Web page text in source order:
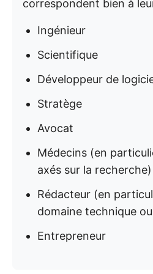
correspondent bien à
Ingénieur
Scientifique
Développeur de
Stratège
Avocat
Médecins (en
axés sur la recherche)
Rédacteur (en
domaine technique
Entrepreneur